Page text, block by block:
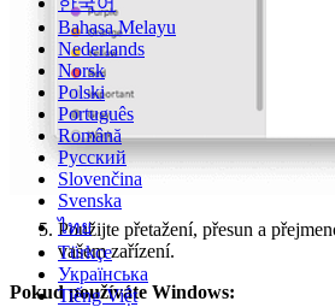
Bahasa Melayu
Nederlands
Norsk
Polski
Português
Română
Русский
Slovenčina
Svenska
ไทย
Türkçe
Українська
Tiếng Việt
Použijte přetažení, přesun a
vašem zařízení.
Pokud používáte Windows: